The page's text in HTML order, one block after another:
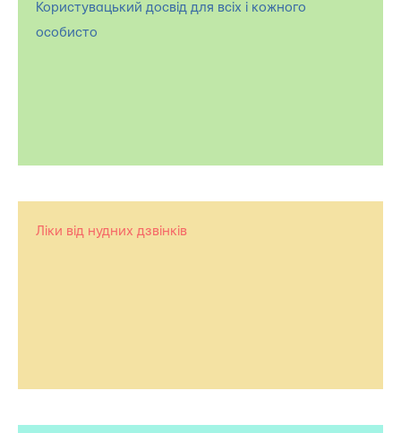
Користувацький досвід для всіх і кожного
особисто
Ліки від нудних дзвінків